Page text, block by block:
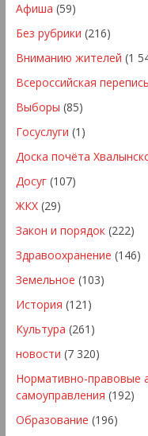
Афиша (59)
Без рубрики (216)
Вниманию жителей (1
Всероссийская
Выборы (85)
Госуслуги (1)
Доска почёта
Досуг(107)
ЖКХ(29)
Закон и порядок(222)
Здравоохранение (146)
Земельное (103)
История (121)
Культура (261)
новости (7 320)
Нормативно-правовые
самоуправления (192)
Образование (196)